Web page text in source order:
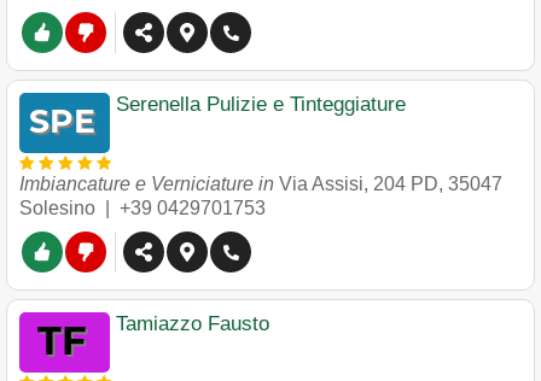
Serenella Pulizie e Tinteggiature
Imbiancature e Verniciature in Via Assisi, 204 PD, 35047
Solesino
+39 0429701753
Tamiazzo Fausto